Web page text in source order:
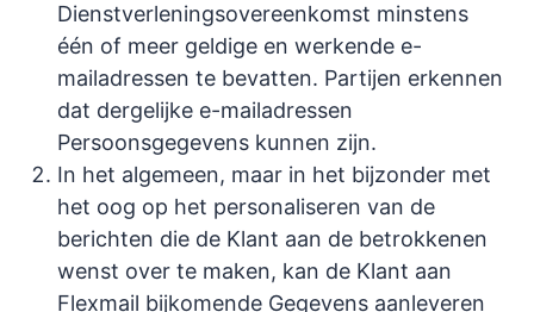
Dienstverleningsovereenkomst minstens
één of meer geldige en werkende e-
mailadressen te bevatten. Partijen erkennen
dat dergelijke e-mailadressen
Persoonsgegevens kunnen zijn.
In het algemeen, maar in het bijzonder met
het oog op het personaliseren van de
berichten die de Klant aan de betrokkenen
wenst over te maken, kan de Klant aan
Flexmail bijkomende Gegevens aanleveren